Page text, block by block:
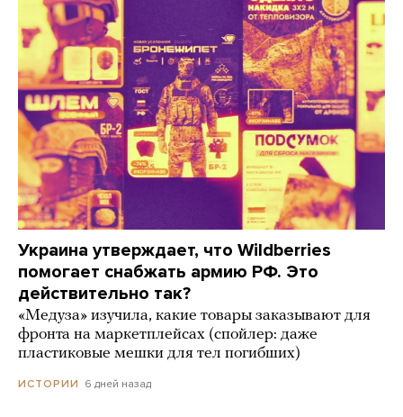
Украина утверждает, что Wildberries
помогает снабжать армию РФ. Это
действительно так?
«Медуза» изучила, какие товары заказывают для
фронта на маркетплейсах (спойлер: даже
пластиковые мешки для тел погибших)
ИСТОРИИ 6 дней назад